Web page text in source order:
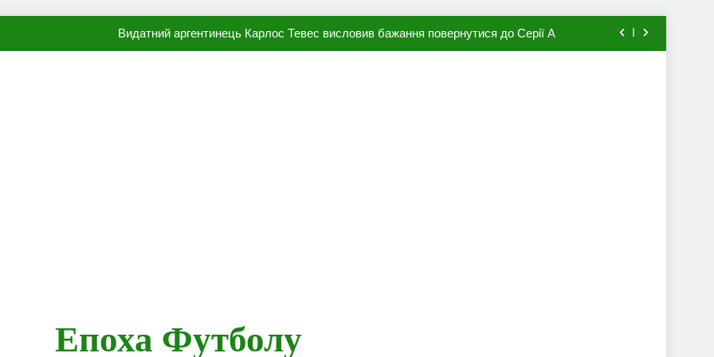
Видатний аргентинець Карлос Тевес висловив бажання повернутися до Серії А
Епоха Футболу